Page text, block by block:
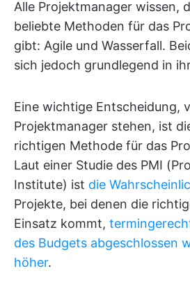
Alle Projektmanager wissen,
beliebte Methoden für das
gibt: Agile und Wasserfall.
sich jedoch grundlegend in
Eine wichtige Entscheidung,
Projektmanager stehen, ist
richtigen Methode für das
Laut einer Studie des PMI
Institute) ist die
Projekte, bei denen die
Einsatz kommt,
des Budgets abgeschlossen
höher.